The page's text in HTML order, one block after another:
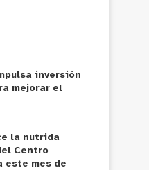
inversión
mejorar el
la nutrida
Centro
este mes de